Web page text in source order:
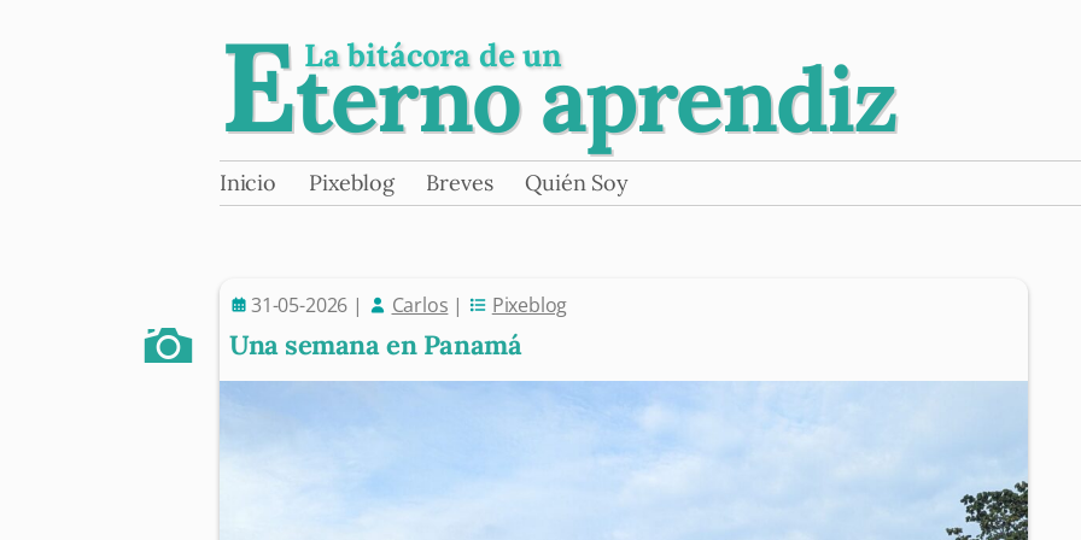
Eterno aprendiz
La bitácora de un
Skip
Inicio Pixeblog Breves Quién Soy
31-05-2026 | Carlos | Pixeblog
Una semana en Panamá